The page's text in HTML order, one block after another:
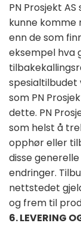
PN Prosjekt
kunne komme
enn de som
eksempel hva
spesialtilbudet
som PN
dette. PN
som helst å
opphør eller
disse
endringer.
nettstedet
og frem til
6. LEVERING